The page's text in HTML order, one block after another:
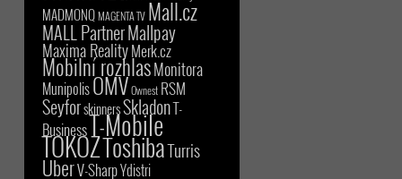
MADMONQMAGENTA TV Mall.cz
MALL PartnerMallpay
Maxima RealityMerk.cz
Mobilní rozhlasMonitora
MunipolisOMVOwnest RSM
SeyforskinnersSkladonT-
BusinessT-Mobile
TOKOZToshibaTurris
UberV-SharpYdistri